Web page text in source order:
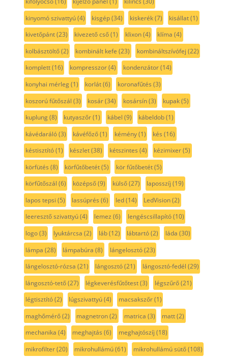
kinyomó szivattyú(4) kisgép(34) kiskerék(7) kisállat(1)
kivetőpánt(23) kivezető cső(1) klixon(4) klíma (4)
kolbásztöltő(2) kombinált kefe (23) kombináltszívófej (22)
komplett(16) kompresszor(4) kondenzátor(14)
konyhai mérleg(1) korlát(6) koronafűtés (3)
koszorú fűtőszál (3) kosár(34) kosársín(3) kupak(5)
kuplung(8) kutyaszőr(1) kábel (9) kábeldob(1)
kávédaráló(3) kávéfőző(1) kémény(1) kés (16)
késtisztító(1) készlet(38) kétszintes (4) kézimixer(5)
körfütés (8) körfűtőbetét(5) kör fűtőbetét(5)
körfűtőszál (6) középső(9) külső(27) laposszíj (19)
lapos tepsi (5) lassúprés (6) led(14) LedVision(2)
leeresztő szivattyú(4) lemez (6) lengéscsillapító(10)
logo(3) lyuktárcsa (2) láb(12) lábtartó(2) láda (30)
lámpa (28) lámpabúra (8) lángelosztó(23)
lángelosztó-rózsa (21) lángosztó(21) lángosztó-fedél (29)
lángosztó-tető(27) légkeverésfűtőtest(3) légszűrő(21)
légtisztító(2) lúgszivattyú(4) macsakszőr(1)
maghőmérő(2) magnetron(2) matrica (3) matt(2)
mechanika (4) meghajtás (6) meghajtószíj (18)
mikrofilter(20) mikrohullámú(61) mikrohullámú sütő(108)